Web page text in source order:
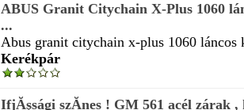
ABUS Granit Citychain X-Plus 1060
...
Abus granit citychain x-plus 1060 láncos
Kerékpár
IfjĂşsági szĂ­nes ! GM 561 acél zárak